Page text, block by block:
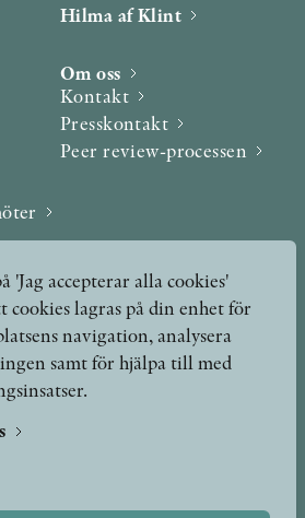
Hilma af Klint
Om oss
Kontakt
Presskontakt
Peer review-processen
'Jag accepterar alla cookies'
cookies lagras på din enhet för
navigation, analysera
samt för hjälpa till med